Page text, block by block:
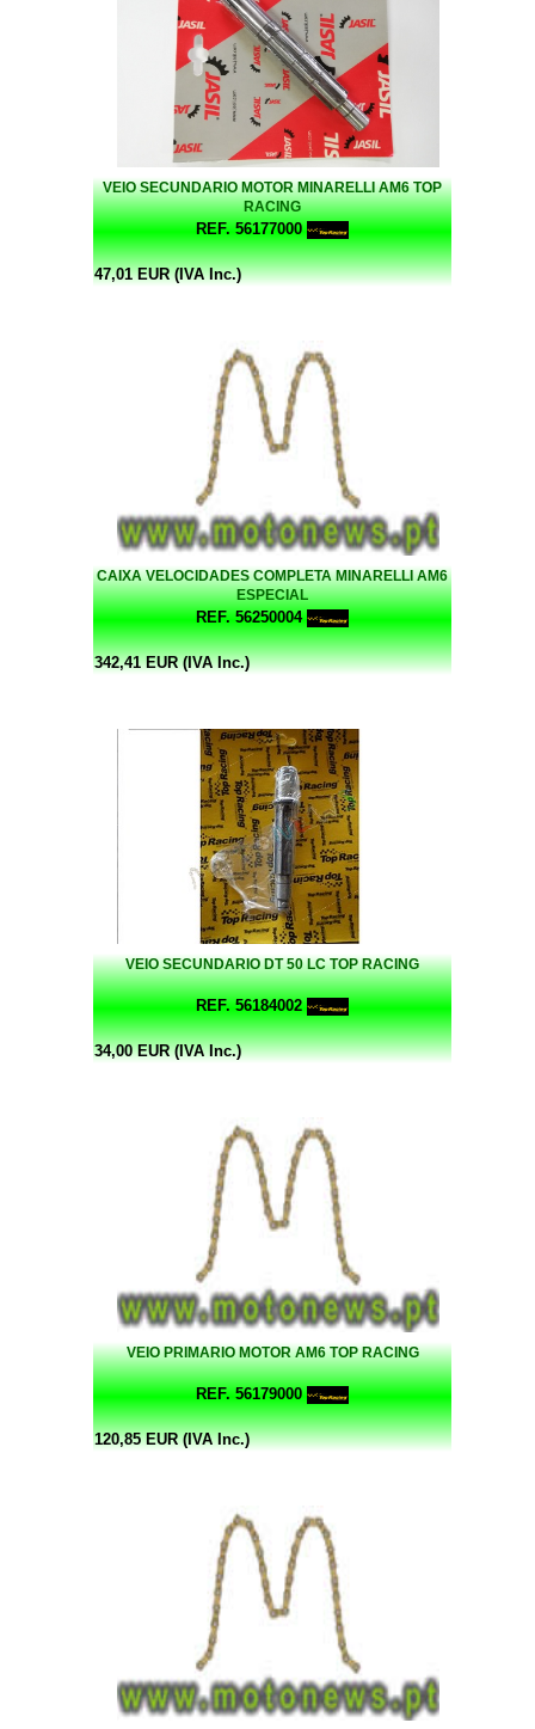
VEIO SECUNDARIO MOTOR MINARELLI AM6 TOP
RACING
REF. 56177000
47,01 EUR (IVA Inc.)
CAIXA VELOCIDADES COMPLETA MINARELLI AM6
ESPECIAL
REF. 56250004
342,41 EUR (IVA Inc.)
VEIO SECUNDARIO DT 50 LC TOP RACING
REF. 56184002
34,00 EUR (IVA Inc.)
VEIO PRIMARIO MOTOR AM6 TOP RACING
REF. 56179000
120,85 EUR (IVA Inc.)